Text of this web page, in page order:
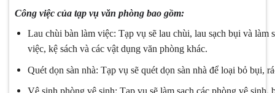
Công việc của tạp vụ văn phòng bao gồm:
Lau chùi bàn làm việc: Tạp vụ sẽ lau chùi, lau sạch bụi và làm
việc, kệ sách và các vật dụng văn phòng khác.
Quét dọn sàn nhà: Tạp vụ sẽ quét dọn sàn nhà để loại bỏ bụi,